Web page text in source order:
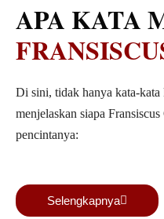
APA KATA
Di sini, tidak hanya kata-kata
menjelaskan siapa
pencintanya:
Selengkapnya
memiliki LSM yang
ini sudah cukup
daerah. Selain itu,